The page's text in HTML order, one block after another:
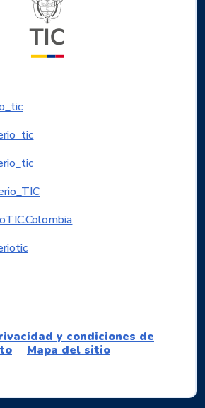
Logo Instagram
Logo Threads
Logo Tiktok
Logo Twitter
Logo Facebook
Logo Youtube
y condiciones de
Mapa del sitio